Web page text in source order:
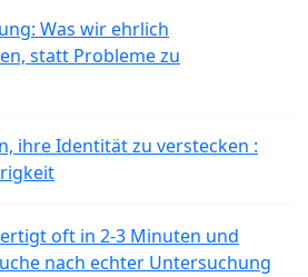
Was wir ehrlich
statt Probleme zu
ihre Identität zu verstecken :
oft in 2-3 Minuten und
nach echter Untersuchung